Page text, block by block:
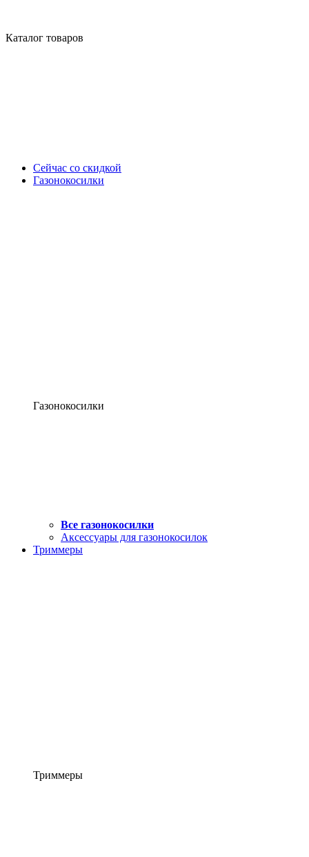
Каталог товаров
Сейчас со скидкой
Газонокосилки
Газонокосилки
Все газонокосилки
Аксессуары для газонокосилок
Триммеры
Триммеры